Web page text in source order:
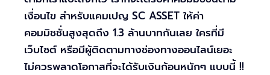
เงื่อนไข สำหรับแคมเปญ SC ASSET ให้ค่า
คอมมิชชั่นสูงสุดถึง 1.3 ล้านบาทกันเลย ใครที่มี
เว็บไซต์ หรือมีผู้ติดตามทางช่องทางออนไลน์เยอะ
ไม่ควรพลาดโอกาสที่จะได้รับเงินก้อนหนักๆ แบบนี้ !!